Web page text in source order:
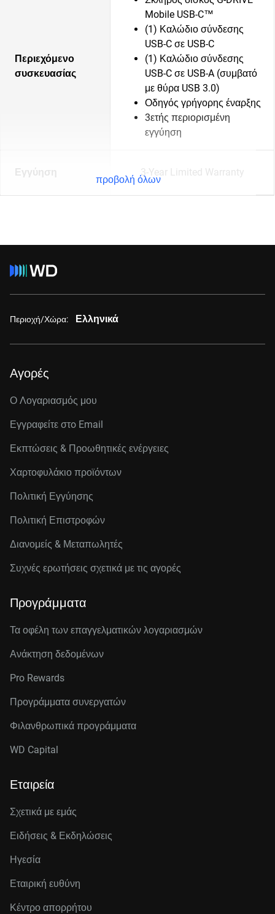
Περιεχόμενο
συσκευασίας
Mobile USB-C™
(1) Καλώδιο σύνδεσης
USB-C σε USB-C
(1) Καλώδιο σύνδεσης
USB-C σε USB-A (συμβατό
με θύρα USB 3.0)
Οδηγός γρήγορης έναρξης
3ετής περιορισμένη
εγγύηση
Εγγύηση 3-Year Limited Warranty
προβολή όλων
Περιοχή/Χώρα: Ελληνικά
Αγορές
Ο Λογαριασμός μου
Εγγραφείτε στo Email
Εκπτώσεις & Προωθητικές ενέργειες
Χαρτοφυλάκιο προϊόντων
Πολιτική Εγγύησης
Πολιτική Επιστροφών
Διανομείς & Μεταπωλητές
Συχνές ερωτήσεις σχετικά με τις αγορές
Προγράμματα
Τα οφέλη των επαγγελματικών λογαριασμών
Ανάκτηση δεδομένων
Pro Rewards
Προγράμματα συνεργατών
Φιλανθρωπικά προγράμματα
WD Capital
Εταιρεία
Σχετικά με εμάς
Ειδήσεις & Εκδηλώσεις
Ηγεσία
Εταιρική ευθύνη
Κέντρο απορρήτου